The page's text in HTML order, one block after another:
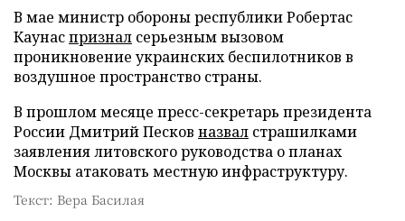
В мае министр обороны республики Робертас
Каунаспризнал серьезным вызовом
проникновение украинских беспилотников в
воздушное пространство страны.
В прошлом месяце пресс-секретарь президента
России Дмитрий Песков назвал страшилками
заявления литовского руководства о планах
Москвы атаковать местную инфраструктуру.
Текст: Вера Басилая